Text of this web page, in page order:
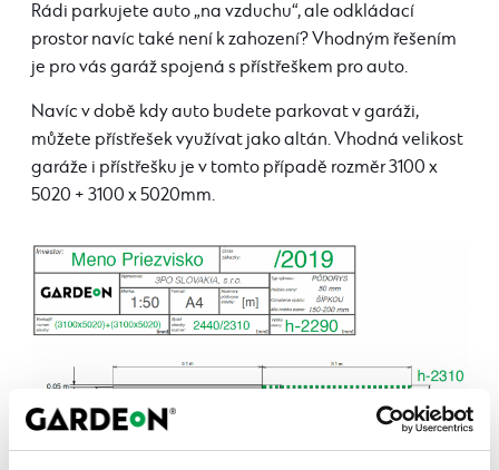
Rádi parkujete auto „na vzduchu“, ale odkládací
prostor navíc také není k zahození? Vhodným řešením
je pro vás garáž spojená s přístřeškem pro auto.
Navíc v době kdy auto budete parkovat v garáži,
můžete přístřešek využívat jako altán. Vhodná velikost
garáže i přístřešku je v tomto případě rozměr 3100 x
5020 + 3100 x 5020mm.